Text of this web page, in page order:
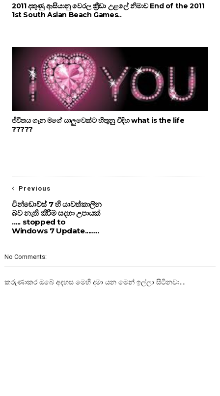
2011 දකුණු ආසියානු වෙරල ක්‍රීඩා උළලේ නිමාව End of the 2011
1st South Asian Beach Games..
ජීවිතය ගැන මගේ යාලුවෙක්ට හිතුනු විදිහ what is the life
?????
Previous
වින්ඩොව්ස් 7 හි යාවත්කාලින
බව නැති කිරීම සදහා උපායක්
..... stopped to
Windows 7 Update........
No Comments:
කරුණාකර ඔබේ අදහස මෙහි දමා යන මෙන් ඉල්ලා සිටිනවා....